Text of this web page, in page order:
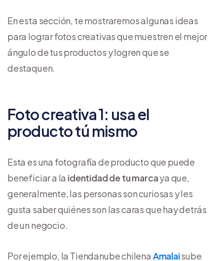
En esta sección, te mostraremos algunas ideas
para lograr fotos creativas que muestren el mejor
ángulo de tus productos y logren que se
destaquen.
Foto creativa 1: usa el
producto tú mismo
Esta es una fotografía de producto que puede
beneficiar a la identidad de tu marcaya que,
generalmente, las personas son curiosas y les
gusta saber quiénes son las caras que hay detrás
de un negocio.
Por ejemplo, la Tiendanube chilena Amalaisube